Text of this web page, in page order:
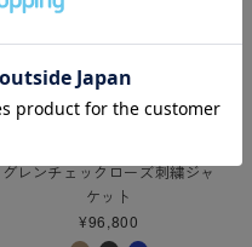
グレンチェックローズ刺繍ジャ
ケット
¥96,800